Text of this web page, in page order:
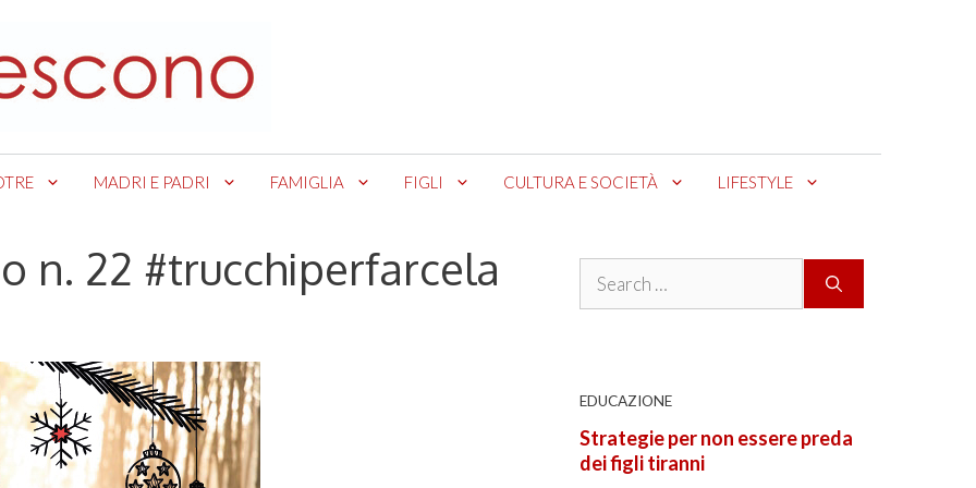
MADRI E PADRI FAMIGLIA FIGLI CULTURA E SOCIETÀ LIFESTYLE
n. 22 #trucchiperfarcela
Search
EDUCAZIONE
Strategie per non essere preda
dei figli tiranni